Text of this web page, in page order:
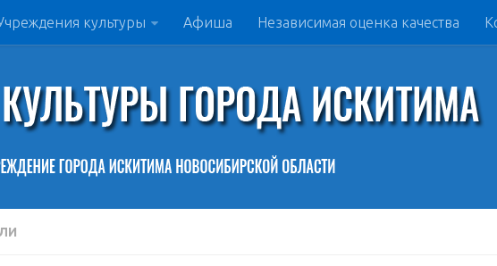
культуры Афиша Независимая оценка качества